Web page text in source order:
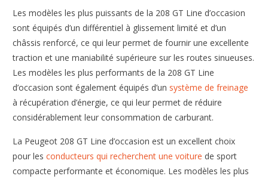
Les modèles les plus puissants de la 208 GT Line d’occasion
sont équipés d’un différentiel à glissement limité et d’un
châssis renforcé, ce qui leur permet de fournir une excellente
traction et une maniabilité supérieure sur les routes sinueuses.
Les modèles les plus performants de la 208 GT Line
d’occasion sont également équipés d’un système de freinage
à récupération d’énergie, ce qui leur permet de réduire
considérablement leur consommation de carburant.
La Peugeot 208 GT Line d’occasion est un excellent choix
pour lesconducteurs qui recherchent une voiture de sport
compacte performante et économique. Les modèles les plus